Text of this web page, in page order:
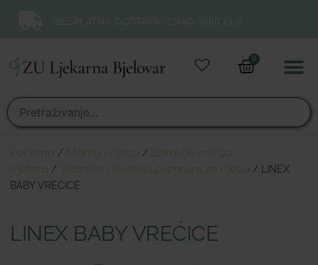
0
/ /
/
/ LINEX
BABY VREĆICE
LINEX BABY VREĆICE